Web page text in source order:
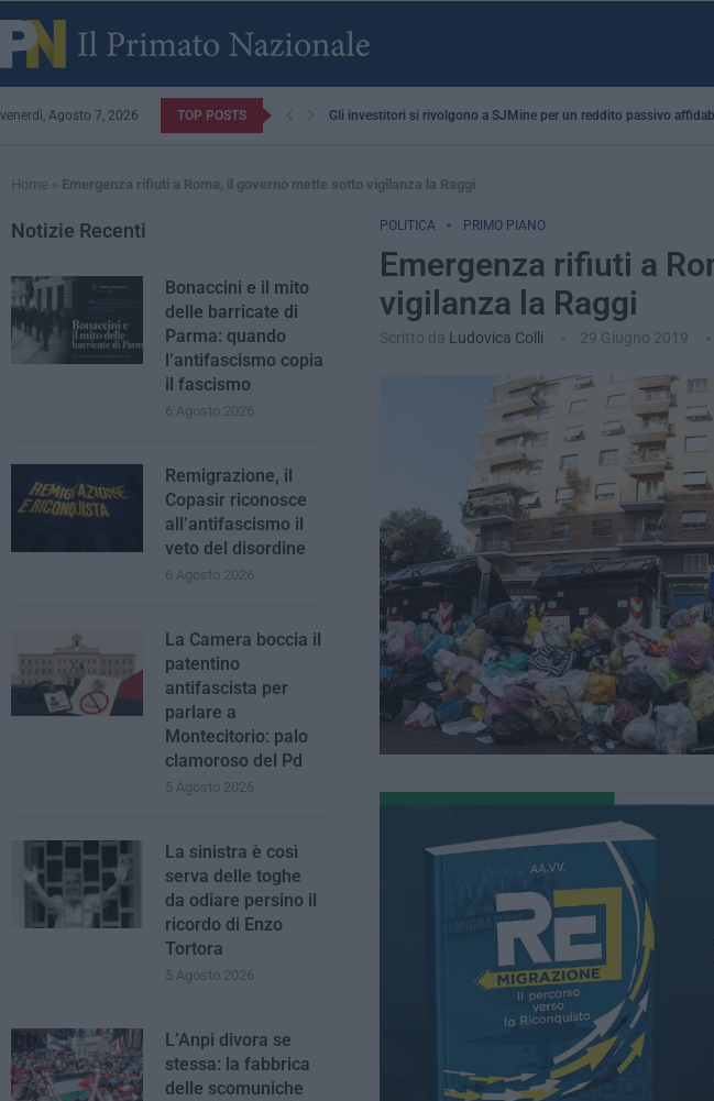
venerdì, Agosto 7, 2026 TOP POSTS Gli investitori si rivolgono a SJMine per un reddito passivo
Home » Emergenza rifiuti a Roma, il governo mette sotto vigilanza la Raggi
POLITICA PRIMO PIANO
Emergenza rifiuti a
vigilanza la Raggi
Scritto da Ludovica Colli 29 Giugno 2019
Notizie Recenti
Bonaccini e il mito
delle barricate di
Parma: quando
l’antifascismo copia
il fascismo
6 Agosto 2026
Remigrazione, il
Copasir riconosce
all’antifascismo il
veto del disordine
6 Agosto 2026
La Camera boccia il
patentino
antifascista per
parlare a
Montecitorio: palo
clamoroso del Pd
5 Agosto 2026
La sinistra è così
serva delle toghe
da odiare persino il
ricordo di Enzo
Tortora
5 Agosto 2026
L’Anpi divora se
stessa: la fabbrica
delle scomuniche